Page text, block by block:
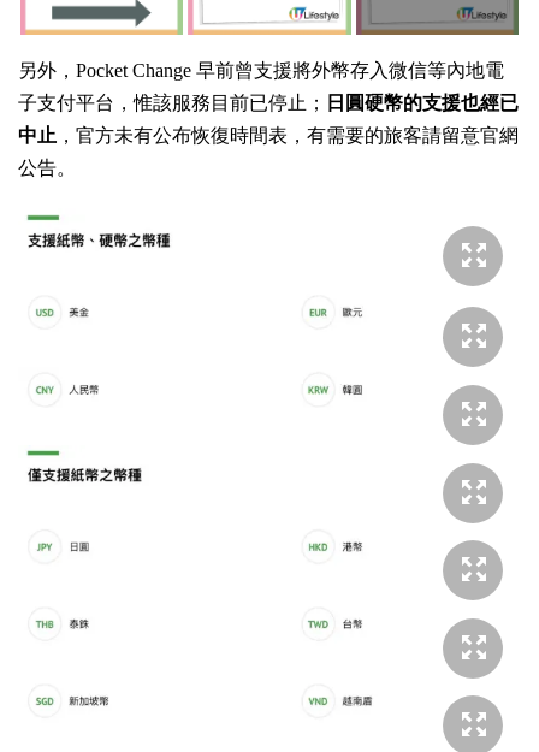
另外，Pocket Change 早前曾支援將外幣存入微信等內地電
子支付平台，惟該服務目前已停止；
日圓硬幣的支援也經已
中止 ，官方未有公布恢復時間表，有需要的旅客請留意官網
公告。